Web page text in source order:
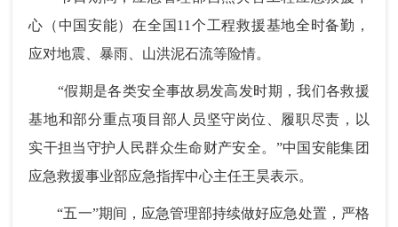
心（中国安能）在全国11个工程救援基地全时备勤，
应对地震、暴雨、山洪泥石流等险情。
“假期是各类安全事故易发高发时期，我们各救援
基地和部分重点项目部人员坚守岗位、履职尽责，以
实干担当守护人民群众生命财产安全。”中国安能集团
应急救援事业部应急指挥中心主任王昊表示。
“五一”期间，应急管理部持续做好应急处置，严格